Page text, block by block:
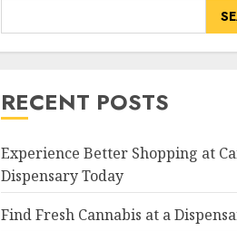
RECENT POSTS
Experience Better Shopping at
Dispensary Today
Find Fresh Cannabis at a